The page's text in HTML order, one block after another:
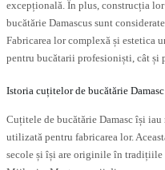
excepțională. În plus, construcția
bucătărie Damascus sunt
Fabricarea lor complexă și estetica
pentru bucătarii profesioniști, cât și
Istoria cuțitelor de bucătărie Damasc
Cuțitele de bucătărie Damasc își
utilizată pentru fabricarea lor.
secole și își are originile în